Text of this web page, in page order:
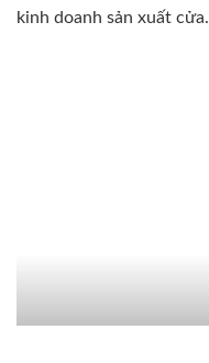
kinh doanh sản xuất cửa.